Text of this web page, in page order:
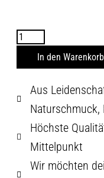
In den Warenkorb
Aus
Naturschmuck,
Höchste
Mittelpunkt
Wir möchten